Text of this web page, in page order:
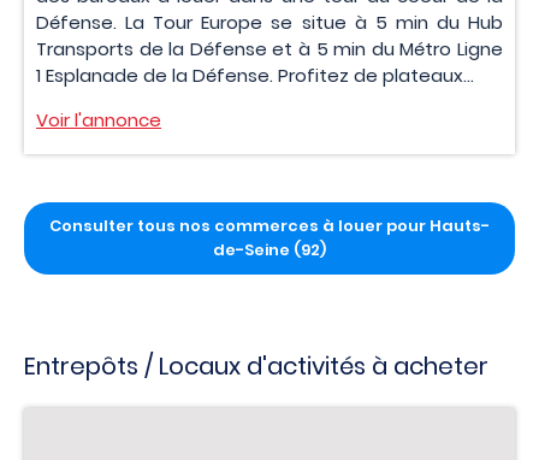
Défense. La Tour Europe se situe à 5 min du Hub
Transports de la Défense et à 5 min du Métro Ligne
1 Esplanade de la Défense. Profitez de plateaux...
Voir l'annonce
Consulter tous nos commerces à louer pour Hauts-
de-Seine (92)
Entrepôts / Locaux d'activités à acheter